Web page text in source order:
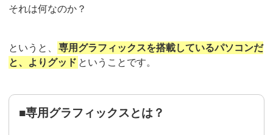
それは何なのか？
というと、
専用グラフィックスを搭載しているパソコンだ
と、よりグッド ということです。
■専用グラフィックスとは？